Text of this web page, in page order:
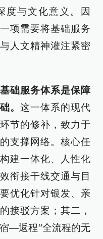
度与文化意义。因
项需要将基础服务
人文精神灌注紧密
础服务体系是保障
。这一体系的现代
节的修补，致力于
支撑网络。核心任
建一体化、人性化
衔接干线交通与目
优化针对银发、亲
接驳方案；其二，
—返程”全流程的无